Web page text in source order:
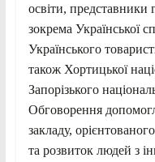
освіти, представники
зокрема Української
Українського
також Хортицької
Запорізького
Обговорення
закладу,
та розвиток людей з